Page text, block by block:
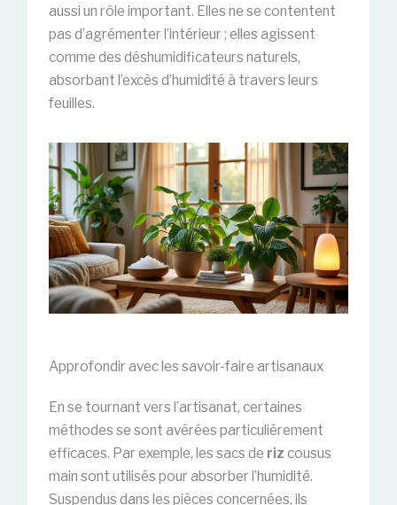
aussi un rôle important. Elles ne se contentent
pas d’agrémenter l’intérieur ; elles agissent
comme des déshumidificateurs naturels,
absorbant l’excès d’humidité à travers leurs
feuilles.
Approfondir avec les savoir-faire artisanaux
En se tournant vers l’artisanat, certaines
méthodes se sont avérées particulièrement
efficaces. Par exemple, les sacs de riz cousus
main sont utilisés pour absorber l’humidité.
Suspendus dans les pièces concernées, ils